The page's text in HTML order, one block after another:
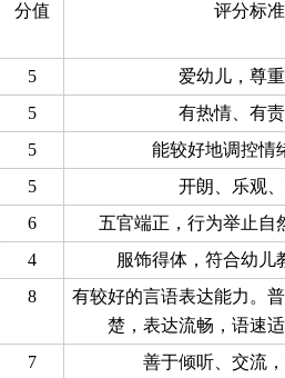
分值 评分标准
5
爱幼儿，尊
5
有热情、有
5
能较好地调控情
5
开朗、乐观
6
五官端正，行为举止自
4
服饰得体，符合幼儿
8
有较好的言语表达能力。
楚，表达流畅，语速
7
善于倾听、交流